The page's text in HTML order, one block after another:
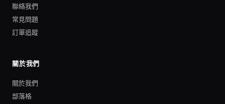
聯絡我們
常見問題
訂單追蹤
關於我們
關於我們
部落格